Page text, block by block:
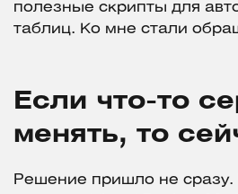
полезные скрипты для
таблиц. Ко мне стали
Если что-то
менять, то
Решение пришло не